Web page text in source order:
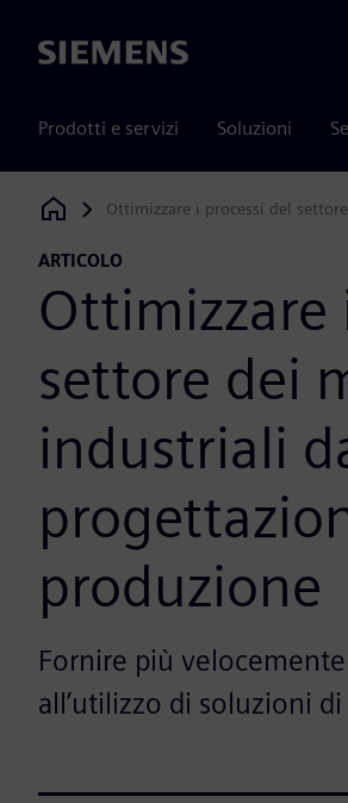
Siemens
Prodotti e servizi Soluzioni
Siemens Digital Industries Software
Ottimizzare i processi del
ARTICOLO
Ottimizzare
settore dei
industriali
produzione
Fornire più
all’utilizzo di soluzioni